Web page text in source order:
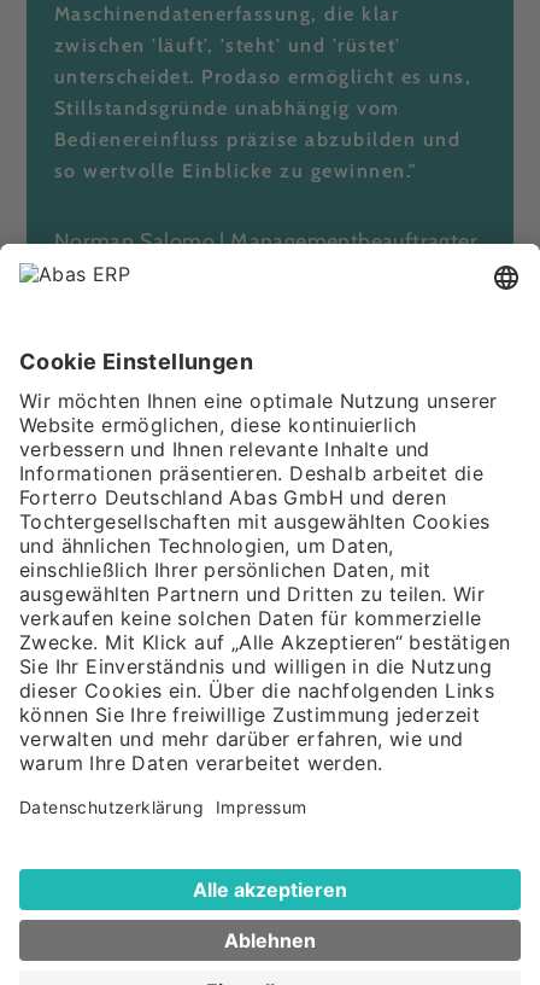
Maschinendatenerfassung, die klar
zwischen 'läuft', 'steht' und 'rüstet'
unterscheidet. Prodaso ermöglicht es uns,
Stillstandsgründe unabhängig vom
Bedienereinfluss präzise abzubilden und
so wertvolle Einblicke zu gewinnen."
Norman Salomo | Managementbeauftragter
Qualität/Umwelt/Energie | Martin Dellit
Das umfassende Gesamtpaket für den fertigenden
Mittelstand. Mit der richtigen Kombination aus
passgenauer Fertigungsfunktionalität und der Flexibilität
zur Realisierung individueller Prozesse.
Impressum
Datenschutz
© 2026 Forterro Deutschland